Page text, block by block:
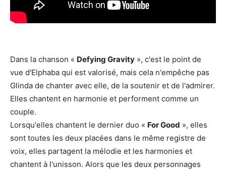
Dans la chanson « Defying Gravity », c'est le point de
vue d'Elphaba qui est valorisé, mais cela n'empêche pas
Glinda de chanter avec elle, de la soutenir et de l'admirer.
Elles chantent en harmonie et performent comme un
couple.
Lorsqu'elles chantent le dernier duo « For Good », elles
sont toutes les deux placées dans le même registre de
voix, elles partagent la mélodie et les harmonies et
chantent à l'unisson. Alors que les deux personnages